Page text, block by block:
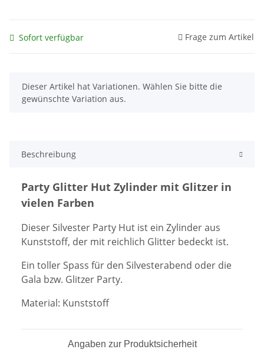
Sofort verfügbar Frage zum Artikel
x
Dieser Artikel hat Variationen. Wählen Sie bitte die
gewünschte Variation aus.
Beschreibung
Party Glitter Hut Zylinder mit Glitzer in
vielen Farben
Dieser Silvester Party Hut ist ein Zylinder aus
Kunststoff, der mit reichlich Glitter bedeckt ist.
Ein toller Spass für den Silvesterabend oder die
Gala bzw. Glitzer Party.
Material: Kunststoff
Angaben zur Produktsicherheit